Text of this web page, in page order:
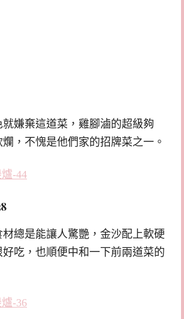
嫌棄這道菜，雞腳滷的超級夠
，不愧是他們家的招牌菜之一。
總是能讓人驚艷，金沙配上軟硬
好吃，也順便中和一下前兩道菜的